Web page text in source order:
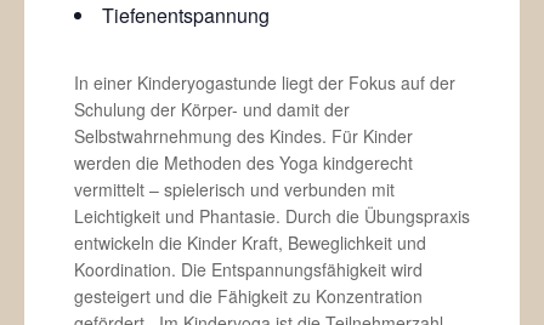
Tiefenentspannung
In einer Kinderyogastunde liegt der Fokus auf der
Schulung der Körper- und damit der
Selbstwahrnehmung des Kindes. Für Kinder
werden die Methoden des Yoga kindgerecht
vermittelt – spielerisch und verbunden mit
Leichtigkeit und Phantasie. Durch die Übungspraxis
entwickeln die Kinder Kraft, Beweglichkeit und
Koordination. Die Entspannungsfähigkeit wird
gesteigert und die Fähigkeit zu Konzentration